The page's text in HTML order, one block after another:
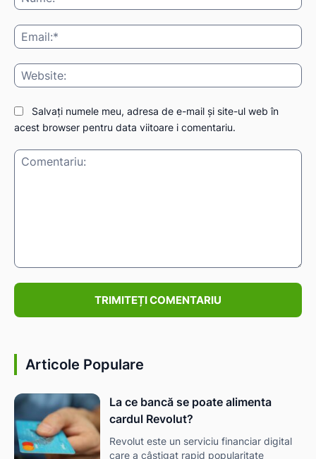
Salvați numele meu, adresa de e-mail și site-ul web în
acest browser pentru data viitoare i comentariu.
Articole Populare
La ce bancă se poate alimenta
cardul Revolut?
Revolut este un serviciu financiar digital
care a câștigat rapid popularitate